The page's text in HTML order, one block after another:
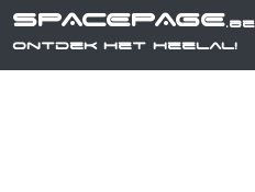
SPACEPAGE.be
Ontdek het heelal!